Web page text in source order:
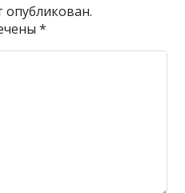
опубликован.
*